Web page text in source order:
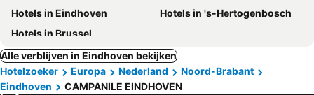
Hotels in Eindhoven
Hotels in 's-Hertogenbosch
Hotels in Brussel
Alle verblijven in Eindhoven bekijken
Hotelzoeker
Europa Nederland
Noord-Brabant
Eindhoven
CAMPANILE EINDHOVEN